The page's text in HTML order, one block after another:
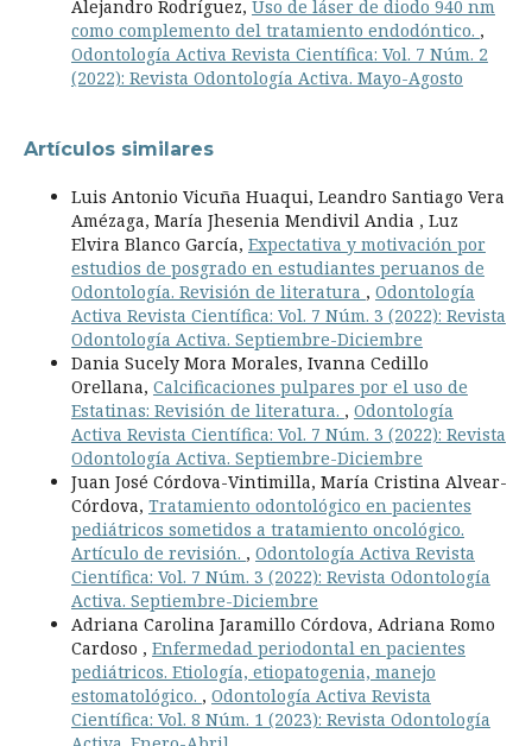
Alejandro Rodríguez, Uso de láser de diodo 940 nm
como complemento del tratamiento endodóntico. ,
Odontología Activa Revista Científica: Vol. 7 Núm. 2
(2022): Revista Odontología Activa. Mayo-Agosto
Artículos similares
Luis Antonio Vicuña Huaqui, Leandro Santiago Vera
Amézaga, María Jhesenia Mendivil Andia , Luz
Elvira Blanco García, Expectativa y motivación por
estudios de posgrado en estudiantes peruanos de
Odontología. Revisión de literatura , Odontología
Activa Revista Científica: Vol. 7 Núm. 3 (2022): Revista
Odontología Activa. Septiembre-Diciembre
Dania Sucely Mora Morales, Ivanna Cedillo
Orellana, Calcificaciones pulpares por el uso de
Estatinas: Revisión de literatura. , Odontología
Activa Revista Científica: Vol. 7 Núm. 3 (2022): Revista
Odontología Activa. Septiembre-Diciembre
Juan José Córdova-Vintimilla, María Cristina Alvear-
Córdova, Tratamiento odontológico en pacientes
pediátricos sometidos a tratamiento oncológico.
Artículo de revisión. , Odontología Activa Revista
Científica: Vol. 7 Núm. 3 (2022): Revista Odontología
Activa. Septiembre-Diciembre
Adriana Carolina Jaramillo Córdova, Adriana Romo
Cardoso , Enfermedad periodontal en pacientes
pediátricos. Etiología, etiopatogenia, manejo
estomatológico. , Odontología Activa Revista
Científica: Vol. 8 Núm. 1 (2023): Revista Odontología